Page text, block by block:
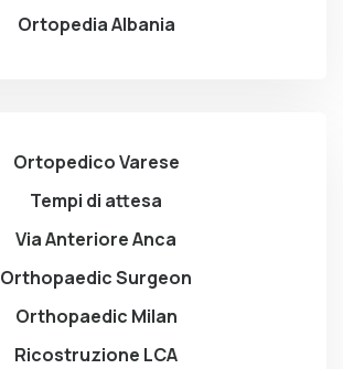
Ortopedia Albania
Ortopedico Varese
Tempi di attesa
Via Anteriore Anca
Orthopaedic Surgeon
Orthopaedic Milan
Ricostruzione LCA